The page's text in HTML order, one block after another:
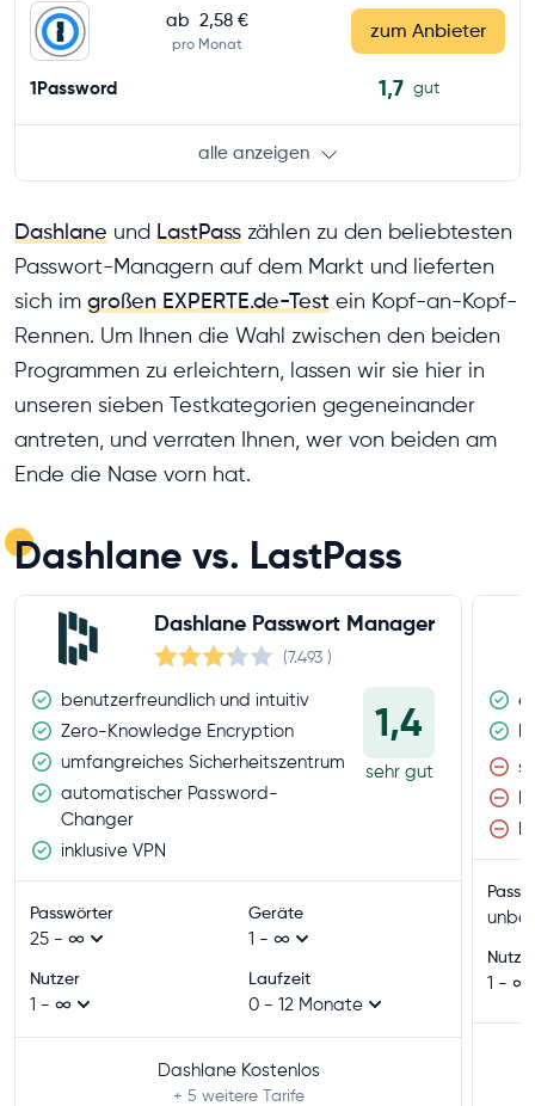
ab 2,58 €
pro Monat
zum Anbieter
1Password 1,7 gut
alle anzeigen
Dashlane und LastPass zählen zu den beliebtesten
Passwort-Managern auf dem Markt und lieferten
sich im großen EXPERTE.de-Test ein Kopf-an-Kopf-
Rennen. Um Ihnen die Wahl zwischen den beiden
Programmen zu erleichtern, lassen wir sie hier in
unseren sieben Testkategorien gegeneinander
antreten, und verraten Ihnen, wer von beiden am
Ende die Nase vorn hat.
Dashlane vs. LastPass
Dashlane Passwort Manager
(7.493 )
benutzerfreundlich und intuitiv
Zero-Knowledge Encryption
umfangreiches Sicherheitszentrum
automatischer Password-
Changer
inklusive VPN
1,4
sehr gut
Passwörter
25 - ∞
Geräte
1 - ∞
Nutzer
1 - ∞
Laufzeit
0 - 12 Monate
Dashlane Kostenlos
+ 5 weitere Tarife
1 - ∞